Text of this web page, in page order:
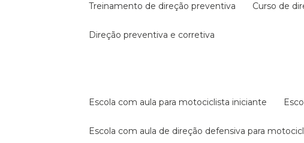
treinamento de direção preventiva curso de
direção preventiva e corretiva
escola com aula para motociclista iniciante
escola com aula de direção defensiva para